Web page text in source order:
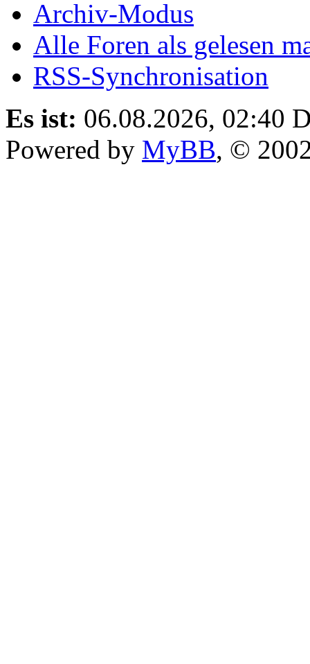
Archiv-Modus
Alle Foren als gelesen
RSS-Synchronisation
Es ist: 06.08.2026, 02:40
Powered by MyBB, ©